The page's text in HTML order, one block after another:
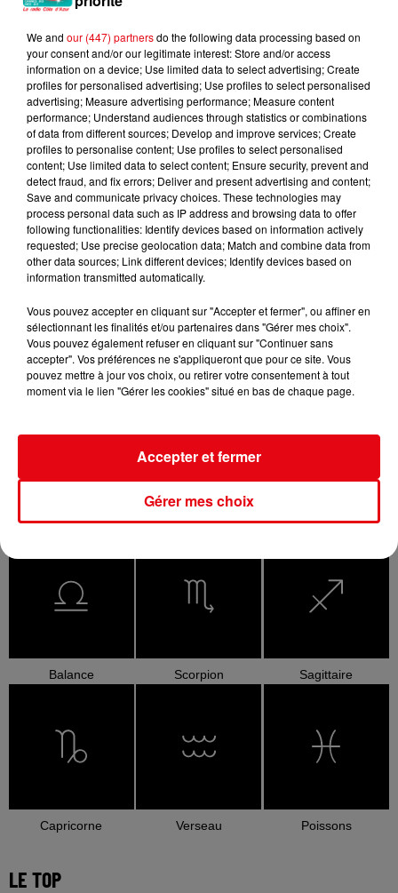
TRINIX & ONE-T
The Magic Key
AMBRE
J'me Demande
BOB SINCLAR
Rock This Party
(everybody Dance
Now)
L'HOROSCOPE
Bélier Taureau Gémeaux
Cancer Lion Vierge
Balance Scorpion Sagittaire
Capricorne Verseau Poissons
LE TOP
We and our (447) partnersdo the following data processing based on
your consent and/or our legitimate interest: Store and/or access
information on a device; Use limited data to select advertising; Create
profiles for personalised advertising; Use profiles to select personalised
advertising; Measure advertising performance; Measure content
performance; Understand audiences through statistics or combinations
of data from different sources; Develop and improve services; Create
profiles to personalise content; Use profiles to select personalised
content; Use limited data to select content; Ensure security, prevent and
detect fraud, and fix errors; Deliver and present advertising and content;
Save and communicate privacy choices. These technologies may
process personal data such as IP address and browsing data to offer
following functionalities: Identify devices based on information actively
requested; Use precise geolocation data; Match and combine data from
other data sources; Link different devices; Identify devices based on
information transmitted automatically.
Vous pouvez accepter en cliquant sur "Accepter et fermer", ou affiner en
sélectionnant les finalités et/ou partenaires dans "Gérer mes choix".
Vous pouvez également refuser en cliquant sur "Continuer sans
accepter". Vos préférences ne s'appliqueront que pour ce site. Vous
pouvez mettre à jour vos choix, ou retirer votre consentement à tout
moment via le lien "Gérer les cookies" situé en bas de chaque page.
Gérer mes choix
Accepter et fermer